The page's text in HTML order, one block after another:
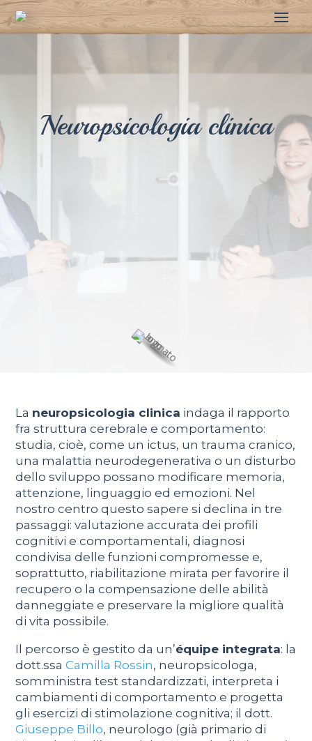
Neuropsicologia clinica
La neuropsicologia clinica indaga il rapporto
fra struttura cerebrale e comportamento:
studia, cioè, come un ictus, un trauma cranico,
una malattia neurodegenerativa o un disturbo
dello sviluppo possano modificare memoria,
attenzione, linguaggio ed emozioni. Nel
nostro centro questo sapere si declina in tre
passaggi: valutazione accurata dei profili
cognitivi e comportamentali, diagnosi
condivisa delle funzioni compromesse e,
soprattutto, riabilitazione mirata per favorire il
recupero o la compensazione delle abilità
danneggiate e preservare la migliore qualità
di vita possibile.
Il percorso è gestito da un’équipe integrata: la
dott.ssaCamilla Rossin, neuropsicologa,
somministra test standardizzati, interpreta i
cambiamenti di comportamento e progetta
gli esercizi di stimolazione cognitiva; il dott.
Giuseppe Billo, neurologo (già primario di